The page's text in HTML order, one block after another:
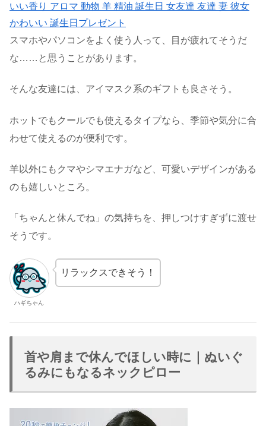
いい香り アロマ 動物 羊 精油 誕生日 女友達 友達 妻 彼女
かわいい 誕生日プレゼント
スマホやパソコンをよく使う人って、目が疲れてそうだ
な……と思うことがあります。
そんな友達には、アイマスク系のギフトも良さそう。
ホットでもクールでも使えるタイプなら、季節や気分に合
わせて使えるのが便利です。
羊以外にもクマやシマエナガなど、可愛いデザインがある
のも嬉しいところ。
「ちゃんと休んでね」の気持ちを、押しつけすぎずに渡せ
そうです。
ハギちゃん
リラックスできそう！
首や肩まで休んでほしい時に｜ぬいぐ
るみにもなるネックピロー